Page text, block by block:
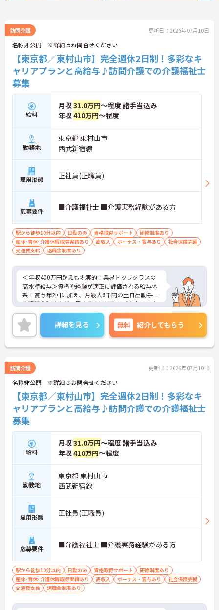
・施設の業績や個人の評価に応じて賞与とは別に支
収入として還元されます。
・業務への取り組みやチームへの貢献度が公正に評
価される仕組みにより、高いモチベーションを維持
して働ける環境です。
【毎朝のミーティングで情報共有を徹底し、職種の
垣根を超えて協力し合える体制です 】
・スタッフ全員で毎朝お客様の体調や業務連絡を丁
寧に共有することで、チーム全体でスムーズに連携
できる仕組みが構築されています。
・困った時もすぐに相談してフォローし合える風通
しの良い職場となっており、平均勤続年数7.2年とい
う高い定着率につながっています。
【医療機関と連携した安心の体制のもと、専門的な
ケアスキルを磨ける環境です】
も連携しているため、緊急時にも落ち着いて対応で
きる安心・安全なサービス提供を学べます。
・資格取得に向けた研修や講習は勤務時間内で受講
できる場合が多く、プライベートの負担を抑えなが
ら着実に専門性を高められます。
【リフレッシュ休暇17日や自由な身だしなみ規定
・年間107日の休日に加えて年間17日のリフレッシ
ュ休暇が支給されるため、しっかりと休息を取りな
がらオンオフのメリハリをつけて働けます。
・髪色やネイルなどが原則自由となっており、定年
65歳・再雇用70歳までの継続雇用制度のもとで、ご
自身のスタイルを保ちながら末永く活躍できます。
訪問介護 更新日：2026年07月10日
名称非公開 ※詳細はお問合せください
【東京都／東村山市】完全週休2日制！多彩なキ
ャリアプランと高給与♪訪問介護での介護福祉士
募集
給料
月収31.0万円～程度 諸手当込み
年収410万円～程度
勤務地
東京都 東村山市
西武新宿線
雇用形態 正社員(正職員)
応募要件 ■介護福祉士 ■介護実務経験がある方
駅から徒歩10分以内 日勤のみ 資格取得サポート
研修制度あり
産休･育休･介護休暇取得実績あり
高収入 ボーナス・賞与あり
社会保険完備
交通費支給
退職金制度あり
＜年収400万円超えも現実的！業界トップクラスの
高水準給与＞資格や経験が適正に評価される給与体
系！賞与年2回に加え、月最大6千円の土日出勤手当
や退職金制度など、長く働くほど収入が安定する仕
組みが整っています
＜スマホ1台で完結！ICT活用で記録業務の負担を大
幅カット＞日々の記録やシフト確認はすべて自社開
発のスマホアプリで行えるため、手書き書類の作成
に追われることはありません。事務作業が効率化♪
環境です。
＜「夜勤なし」で管理者・スペシャリストを目指せ
る明確なキャリアパス＞訪問介護のため夜勤がな
く、完全週休2日制で生活リズムを整えながら働け
ます。現場のプロとして極める道、マネジメント職
へ進む道とキャリアプランも多様化しています。
詳細を見る 無料 紹介してもらう
訪問介護 更新日：2026年07月10日
名称非公開 ※詳細はお問合せください
【東京都／東村山市】完全週休2日制！多彩なキ
ャリアプランと高給与♪訪問介護での介護福祉士
募集
給料
月収31.0万円～程度 諸手当込み
年収410万円～程度
勤務地
東京都 東村山市
西武新宿線
雇用形態 正社員(正職員)
応募要件 ■介護福祉士 ■介護実務経験がある方
駅から徒歩10分以内 日勤のみ 資格取得サポート
研修制度あり
産休･育休･介護休暇取得実績あり
高収入 ボーナス・賞与あり
社会保険完備
交通費支給
退職金制度あり